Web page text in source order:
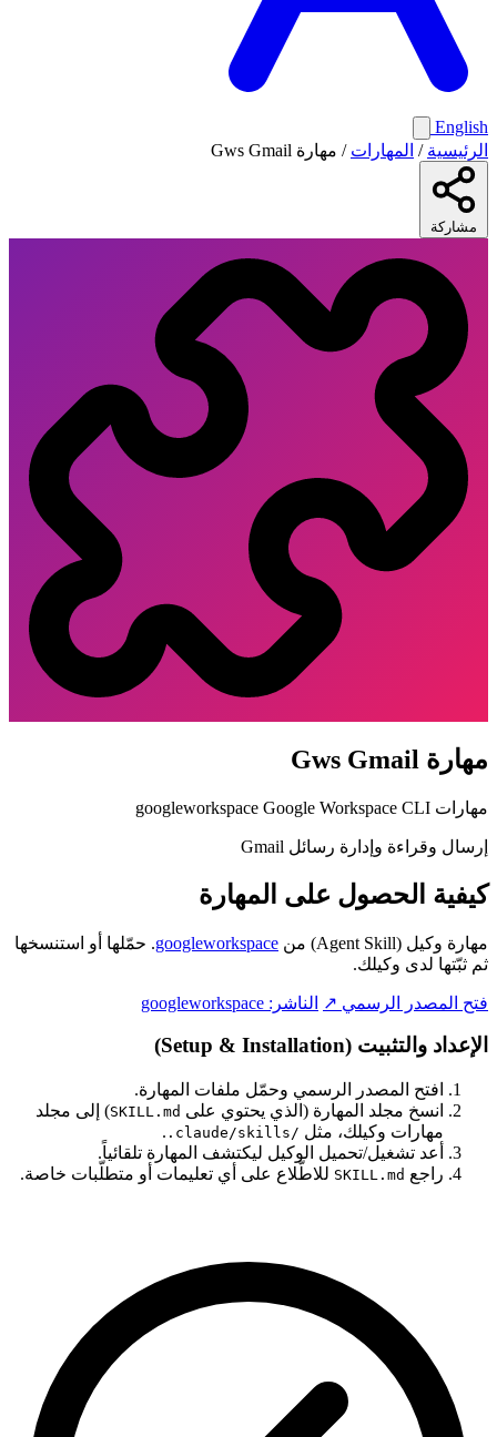
English
الرئيسية / المهارات / مهارة Gws Gmail
مشاركة
مهارة Gws Gmail
مهارات Google Workspace CLI googleworkspace
إرسال وقراءة وإدارة رسائل Gmail
كيفية الحصول على المهارة
مهارة وكيل (Agent Skill) من googleworkspace. حمّلها أو استنسخها
ثم ثبّتها لدى وكيلك.
فتح المصدر الرسمي ↗ الناشر: googleworkspace
الإعداد والتثبيت (Setup & Installation)
افتح المصدر الرسمي وحمّل ملفات المهارة.
انسخ مجلد المهارة (الذي يحتوي على SKILL.md) إلى مجلد
مهارات وكيلك، مثل .claude/skills/
.
أعد تشغيل/تحميل الوكيل ليكتشف المهارة تلقائياً.
راجع SKILL.md للاطّلاع على أي تعليمات أو متطلّبات خاصة.